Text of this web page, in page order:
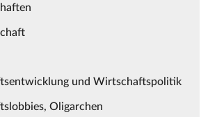
und Wirtschaftspolitik
Oligarchen